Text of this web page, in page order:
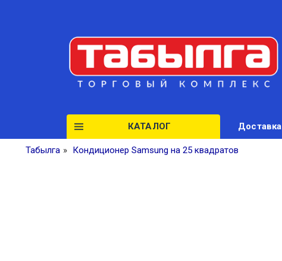
КАТАЛОГ Доставка
Табылга » Кондиционер Samsung на 25 квадратов